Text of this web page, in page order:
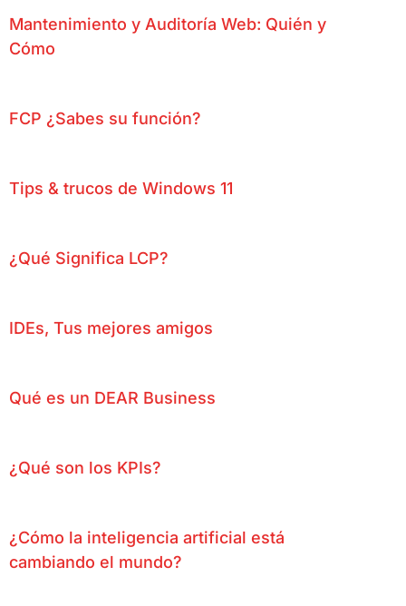
Mantenimiento y Auditoría Web: Quién y
Cómo
FCP ¿Sabes su función?
Tips & trucos de Windows 11
¿Qué Significa LCP?
IDEs, Tus mejores amigos
Qué es un DEAR Business
¿Qué son los KPIs?
¿Cómo la inteligencia artificial está
cambiando el mundo?